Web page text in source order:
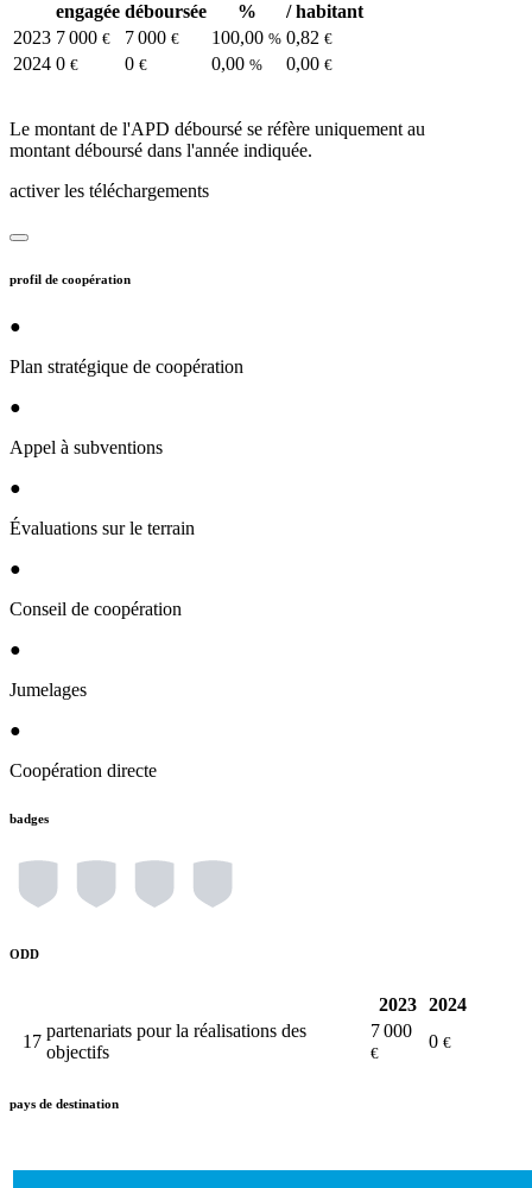
engagée déboursée %
/ habitant
2023 7 000 € 7 000 € 100,00 % 0,82 €
2024 0 € 0 € 0,00 % 0,00 €
Le montant de l'APD déboursé se réfère uniquement au
montant déboursé dans l'année indiquée.
activer les téléchargements
profil de coopération
●
Plan stratégique de coopération
●
Appel à subventions
●
Évaluations sur le terrain
●
Conseil de coopération
●
Jumelages
●
Coopération directe
badges
ODD
2023
2024
17
partenariats pour la réalisations des
objectifs
7 000
€
0 €
pays de destination